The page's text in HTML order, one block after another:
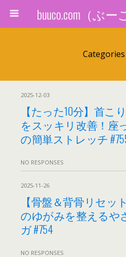
Categories
2025-12-03
【たった10分】首こ
をスッキリ改善！座
の簡単ストレッチ
NO RESPONSES
2025-11-26
【骨盤＆背骨リセッ
のゆがみを整えるや
ガ #754
NO RESPONSES